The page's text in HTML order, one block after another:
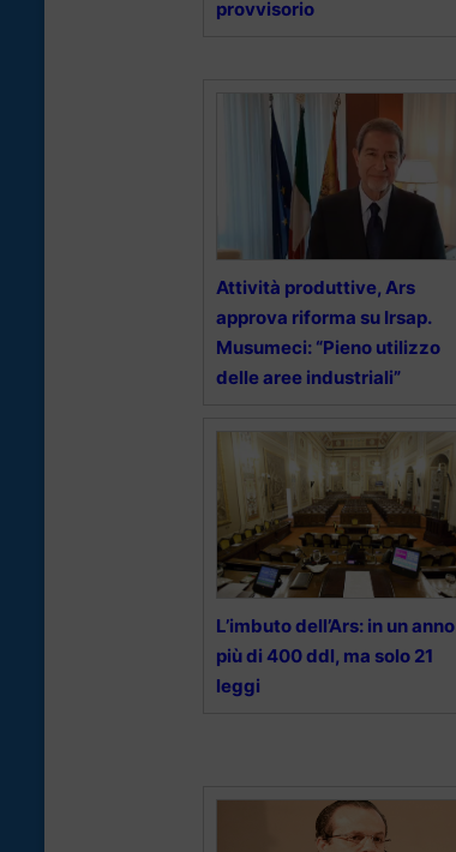
provvisorio
Attività produttive, Ars
approva riforma su Irsap.
Musumeci: “Pieno utilizzo
delle aree industriali”
L’imbuto dell’Ars: in un anno
più di 400 ddl, ma solo 21
leggi